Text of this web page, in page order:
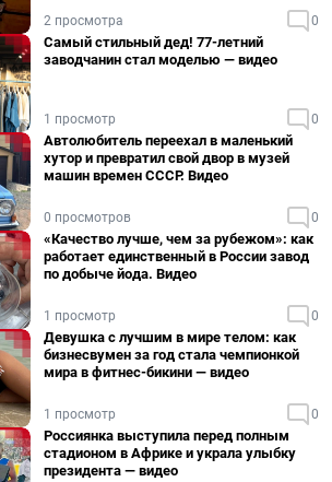
2 просмотра 0
Самый стильный дед! 77-летний
заводчанин стал моделью — видео
1 просмотр 0
Автолюбитель переехал в маленький
хутор и превратил свой двор в музей
машин времен СССР. Видео
0 просмотров 0
«Качество лучше, чем за рубежом»: как
работает единственный в России завод
по добыче йода. Видео
1 просмотр 0
Девушка с лучшим в мире телом: как
бизнесвумен за год стала чемпионкой
мира в фитнес-бикини — видео
1 просмотр 0
Россиянка выступила перед полным
стадионом в Африке и украла улыбку
президента — видео